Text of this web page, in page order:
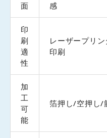
面
感
印
刷
適
性
レーザープリ
印刷
加
工
可
能
箔押し/空押し/